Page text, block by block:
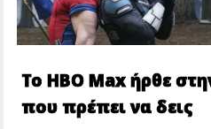
Το HBO Max ήρθε
που πρέπει να δεις